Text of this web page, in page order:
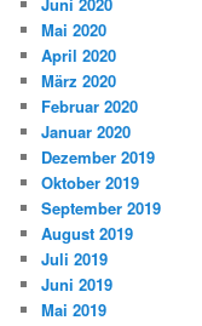
Mai 2020
April 2020
März 2020
Februar 2020
Januar 2020
Dezember 2019
Oktober 2019
September 2019
August 2019
Juli 2019
Juni 2019
Mai 2019